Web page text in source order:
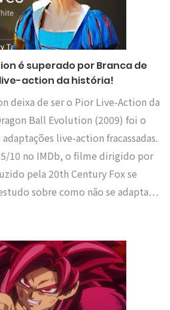
é superado por Branca de
action da história!
deixa de ser o Pior Live-Action da
Ball Evolution (2009) foi o
live-action fracassadas.
10 no IMDb, o filme dirigido por
pela 20th Century Fox se
sobre como não se adapta…